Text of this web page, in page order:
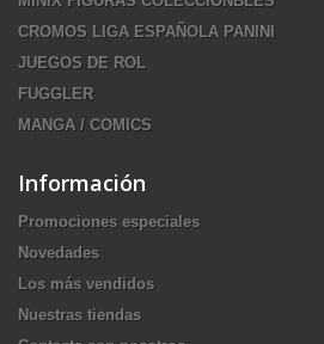
CROMOS LIGA ESPAÑOLA PANINI
JUEGOS DE ROL
FUGGLER
MANGA / COMICS
Información
Promociones especiales
Novedades
Los más vendidos
Nuestras tiendas